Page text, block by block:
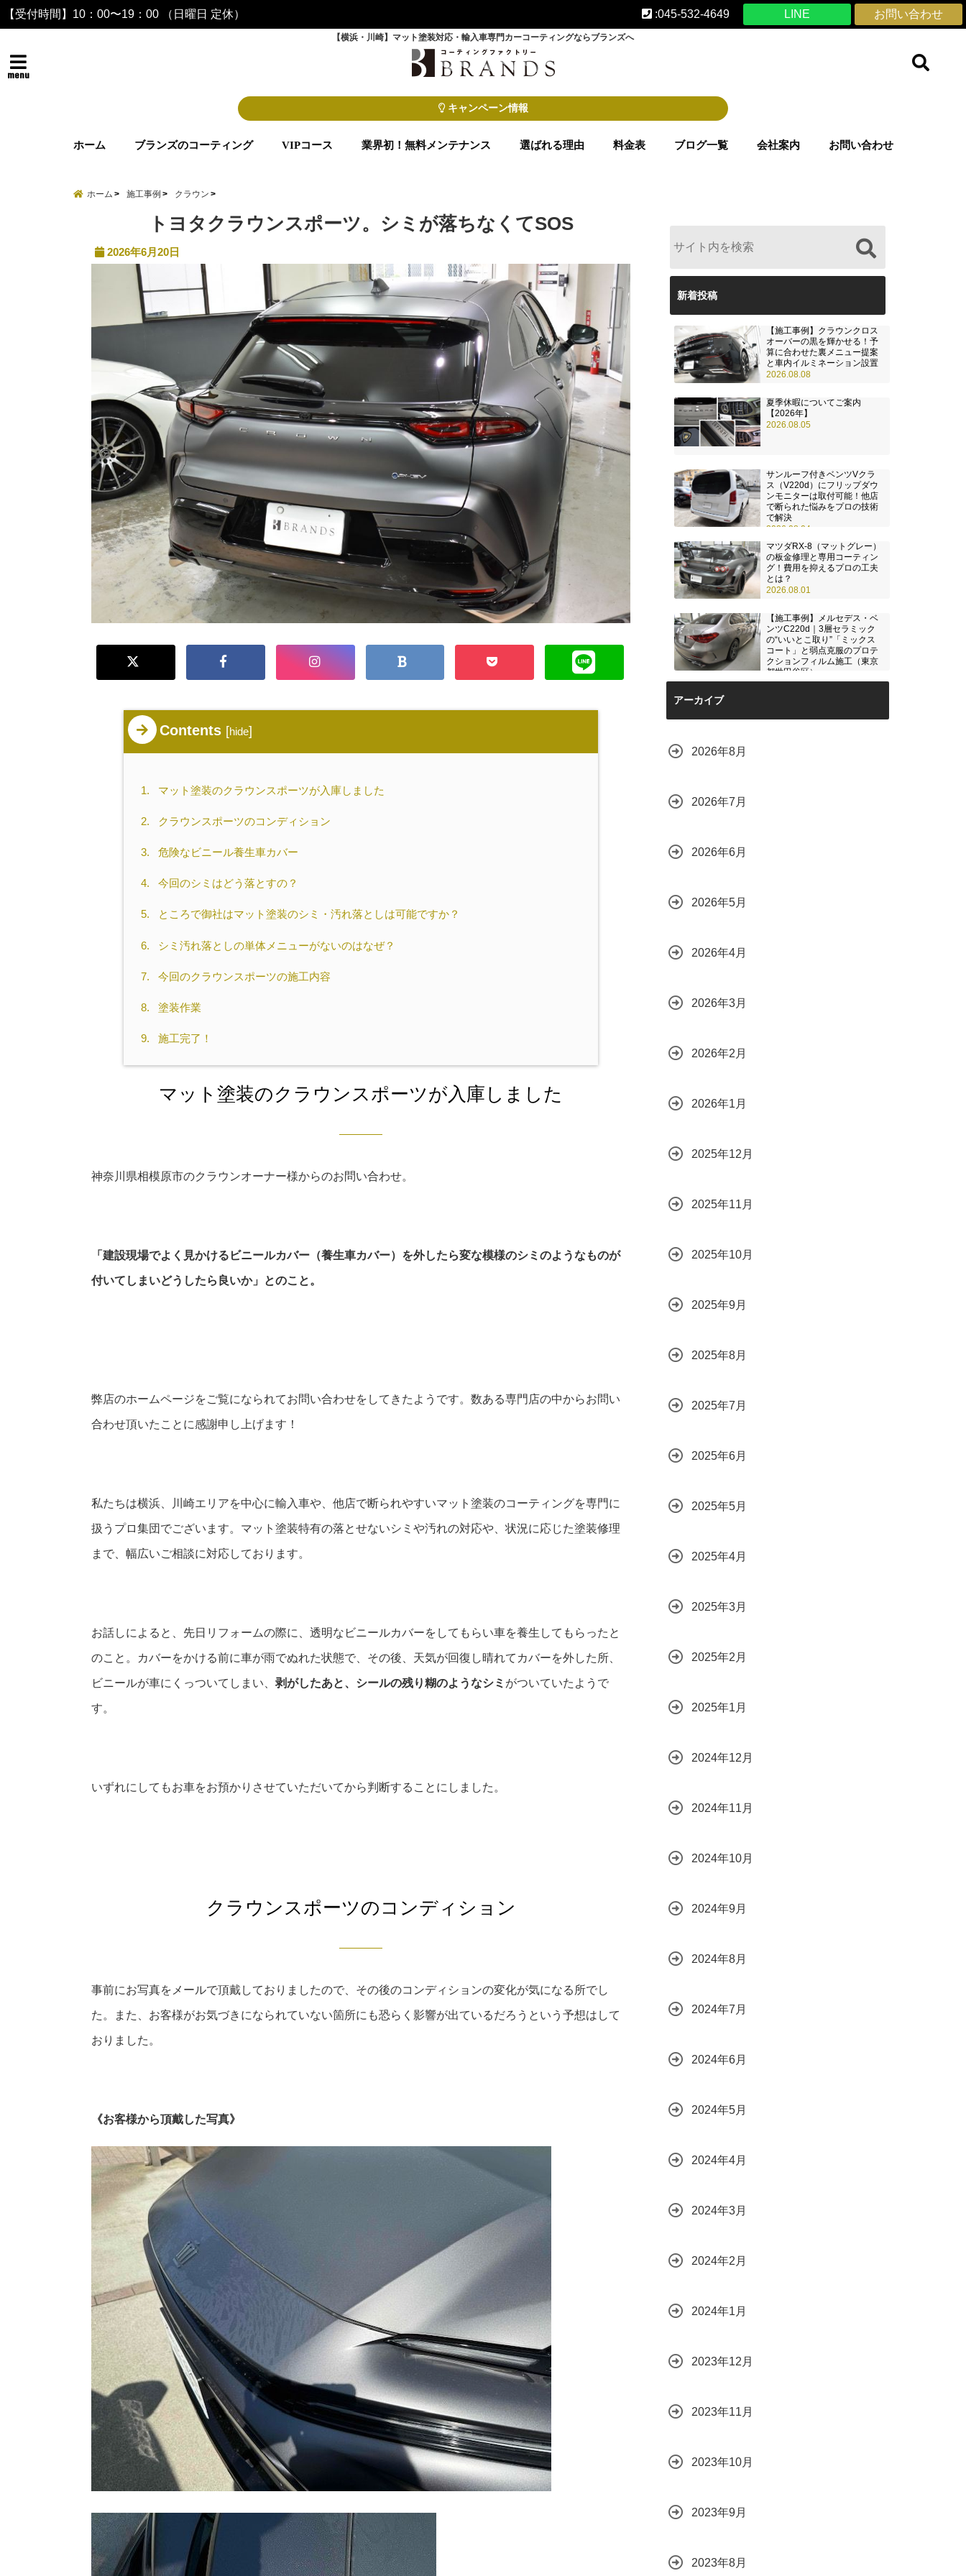
【受付時間】10：00〜19：00 （日曜日 定休） お問い合わせ
LINE
:045-532-4649
【横浜・川崎】マット塗装対応・輸入車専門カーコーティングならブランズへ
menu
キャンペーン情報
ホーム ブランズのコーティング VIPコース 業界初！無料メンテナンス 選ばれる理由 料金表 ブログ一覧 会社案内 お問い合わせ
ホーム 施工事例 クラウン
トヨタクラウンスポーツ。シミが落ちなくてSOS
2026年6月20日
Contents [hide]
1. マット塗装のクラウンスポーツが入庫しました
2. クラウンスポーツのコンディション
3. 危険なビニール養生車カバー
4. 今回のシミはどう落とすの？
5. ところで御社はマット塗装のシミ・汚れ落としは可能ですか？
6. シミ汚れ落としの単体メニューがないのはなぜ？
7. 今回のクラウンスポーツの施工内容
8. 塗装作業
9. 施工完了！
マット塗装のクラウンスポーツが入庫しました
神奈川県相模原市のクラウンオーナー様からのお問い合わせ。
「建設現場でよく見かけるビニールカバー（養生車カバー）を外したら変な模様のシミのようなものが
付いてしまいどうしたら良いか」とのこと。
弊店のホームページをご覧になられてお問い合わせをしてきたようです。数ある専門店の中からお問い
合わせ頂いたことに感謝申し上げます！
私たちは横浜、川崎エリアを中心に輸入車や、他店で断られやすいマット塗装のコーティングを専門に
扱うプロ集団でございます。マット塗装特有の落とせないシミや汚れの対応や、状況に応じた塗装修理
まで、幅広いご相談に対応しております。
お話しによると、先日リフォームの際に、透明なビニールカバーをしてもらい車を養生してもらったと
のこと。カバーをかける前に車が雨でぬれた状態で、その後、天気が回復し晴れてカバーを外した所、
ビニールが車にくっついてしまい、 剥がしたあと、シールの残り糊のようなシミ がついていたようで
す。
いずれにしてもお車をお預かりさせていただいてから判断することにしました。
クラウンスポーツのコンディション
事前にお写真をメールで頂戴しておりましたので、その後のコンディションの変化が気になる所でし
た。また、お客様がお気づきになられていない箇所にも恐らく影響が出ているだろうという予想はして
おりました。
《お客様から頂戴した写真》
新着投稿
【施工事例】クラウンクロス
オーバーの黒を輝かせる！予
算に合わせた裏メニュー提案
と車内イルミネーション設置
2026.08.08
夏季休暇についてご案内
【2026年】
2026.08.05
サンルーフ付きベンツVクラ
ス（V220d）にフリップダウ
ンモニターは取付可能！他店
で断られた悩みをプロの技術
で解決
2026.08.04
マツダRX-8（マットグレー）
の板金修理と専用コーティン
グ！費用を抑えるプロの工夫
とは？
2026.08.01
【施工事例】メルセデス・ベ
ンツC220d｜3層セラミック
の“いいとこ取り”「ミックス
コート」と弱点克服のプロテ
クションフィルム施工（東京
都世田谷区）
2026.07.28
アーカイブ
2026年8月
2026年7月
2026年6月
2026年5月
2026年4月
2026年3月
2026年2月
2026年1月
2025年12月
2025年11月
2025年10月
2025年9月
2025年8月
2025年7月
2025年6月
2025年5月
2025年4月
2025年3月
2025年2月
2025年1月
2024年12月
2024年11月
2024年10月
2024年9月
2024年8月
2024年7月
2024年6月
2024年5月
2024年4月
2024年3月
2024年2月
2024年1月
2023年12月
2023年11月
2023年10月
2023年9月
2023年8月